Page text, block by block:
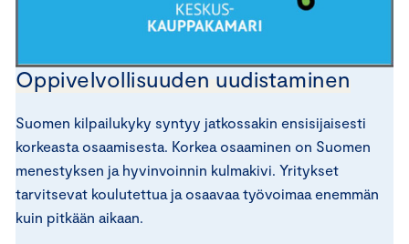
Oppivelvollisuuden uudistaminen
Suomen kilpailukyky syntyy jatkossakin ensisijaisesti
korkeasta osaamisesta. Korkea osaaminen on Suomen
menestyksen ja hyvinvoinnin kulmakivi. Yritykset
tarvitsevat koulutettua ja osaavaa työvoimaa enemmän
kuin pitkään aikaan.